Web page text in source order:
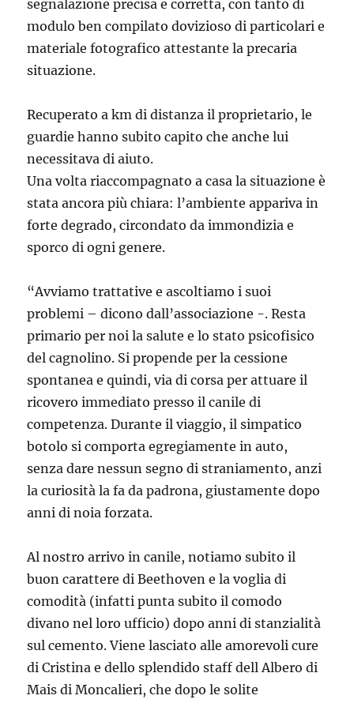
segnalazione precisa e corretta, con tanto di
modulo ben compilato dovizioso di particolari e
materiale fotografico attestante la precaria
situazione.
Recuperato a km di distanza il proprietario, le
guardie hanno subito capito che anche lui
necessitava di aiuto.
Una volta riaccompagnato a casa la situazione è
stata ancora più chiara: l’ambiente appariva in
forte degrado, circondato da immondizia e
sporco di ogni genere.
“Avviamo trattative e ascoltiamo i suoi
problemi – dicono dall’associazione -. Resta
primario per noi la salute e lo stato psicofisico
del cagnolino. Si propende per la cessione
spontanea e quindi, via di corsa per attuare il
ricovero immediato presso il canile di
competenza. Durante il viaggio, il simpatico
botolo si comporta egregiamente in auto,
senza dare nessun segno di straniamento, anzi
la curiosità la fa da padrona, giustamente dopo
anni di noia forzata.
Al nostro arrivo in canile, notiamo subito il
buon carattere di Beethoven e la voglia di
comodità (infatti punta subito il comodo
divano nel loro ufficio) dopo anni di stanzialità
sul cemento. Viene lasciato alle amorevoli cure
di Cristina e dello splendido staff dell Albero di
Mais di Moncalieri, che dopo le solite